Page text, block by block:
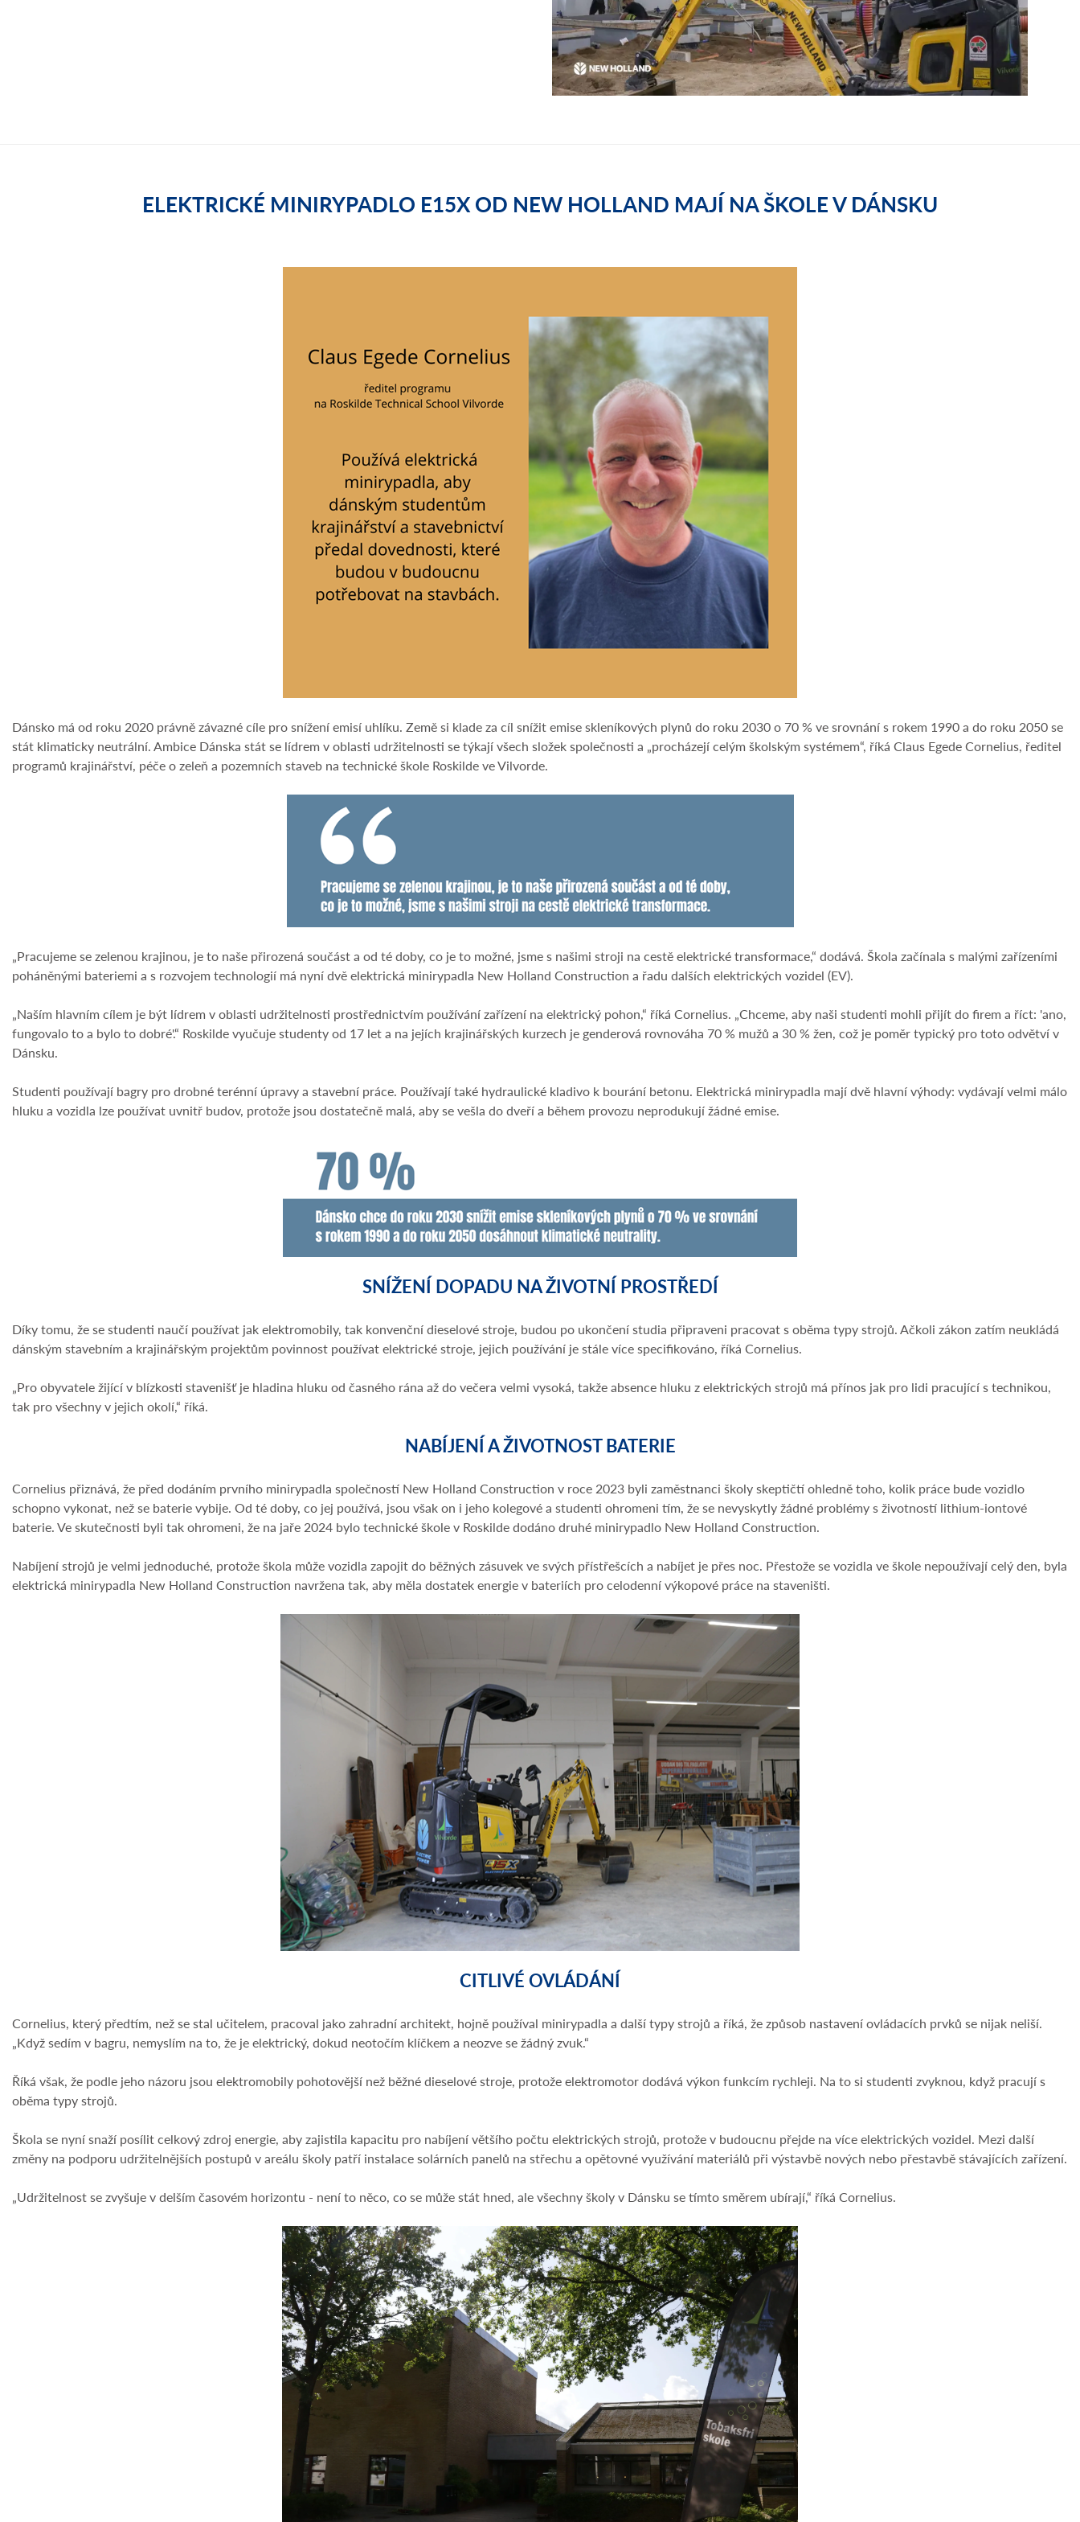
ELEKTRICKÉ MINIRYPADLO E15X OD NEW HOLLAND MAJÍ NA ŠKOLE V DÁNSKU
Dánsko má od roku 2020 právně závazné cíle pro snížení emisí uhlíku. Země si klade za cíl snížit emise skleníkových plynů do roku 2030 o 70 % ve srovnání s rokem 1990 a do roku 2050 se
stát klimaticky neutrální. Ambice Dánska stát se lídrem v oblasti udržitelnosti se týkají všech složek společnosti a „procházejí celým školským systémem“, říká Claus Egede Cornelius, ředitel
programů krajinářství, péče o zeleň a pozemních staveb na technické škole Roskilde ve Vilvorde.
„Pracujeme se zelenou krajinou, je to naše přirozená součást a od té doby, co je to možné, jsme s našimi stroji na cestě elektrické transformace,“ dodává. Škola začínala s malými zařízeními
poháněnými bateriemi a s rozvojem technologií má nyní dvě elektrická minirypadla New Holland Construction a řadu dalších elektrických vozidel (EV).
„Naším hlavním cílem je být lídrem v oblasti udržitelnosti prostřednictvím používání zařízení na elektrický pohon,“ říká Cornelius. „Chceme, aby naši studenti mohli přijít do firem a říct: 'ano,
fungovalo to a bylo to dobré'.“ Roskilde vyučuje studenty od 17 let a na jejích krajinářských kurzech je genderová rovnováha 70 % mužů a 30 % žen, což je poměr typický pro toto odvětví v
Dánsku.
Studenti používají bagry pro drobné terénní úpravy a stavební práce. Používají také hydraulické kladivo k bourání betonu. Elektrická minirypadla mají dvě hlavní výhody: vydávají velmi málo
hluku a vozidla lze používat uvnitř budov, protože jsou dostatečně malá, aby se vešla do dveří a během provozu neprodukují žádné emise.
SNÍŽENÍ DOPADU NA ŽIVOTNÍ PROSTŘEDÍ
Díky tomu, že se studenti naučí používat jak elektromobily, tak konvenční dieselové stroje, budou po ukončení studia připraveni pracovat s oběma typy strojů. Ačkoli zákon zatím neukládá
dánským stavebním a krajinářským projektům povinnost používat elektrické stroje, jejich používání je stále více specifikováno, říká Cornelius.
„Pro obyvatele žijící v blízkosti stavenišť je hladina hluku od časného rána až do večera velmi vysoká, takže absence hluku z elektrických strojů má přínos jak pro lidi pracující s technikou,
tak pro všechny v jejich okolí,“ říká.
NABÍJENÍ A ŽIVOTNOST BATERIE
Cornelius přiznává, že před dodáním prvního minirypadla společností New Holland Construction v roce 2023 byli zaměstnanci školy skeptičtí ohledně toho, kolik práce bude vozidlo
schopno vykonat, než se baterie vybije. Od té doby, co jej používá, jsou však on i jeho kolegové a studenti ohromeni tím, že se nevyskytly žádné problémy s životností lithium-iontové
baterie. Ve skutečnosti byli tak ohromeni, že na jaře 2024 bylo technické škole v Roskilde dodáno druhé minirypadlo New Holland Construction.
Nabíjení strojů je velmi jednoduché, protože škola může vozidla zapojit do běžných zásuvek ve svých přístřešcích a nabíjet je přes noc. Přestože se vozidla ve škole nepoužívají celý den, byla
elektrická minirypadla New Holland Construction navržena tak, aby měla dostatek energie v bateriích pro celodenní výkopové práce na staveništi.
CITLIVÉ OVLÁDÁNÍ
Cornelius, který předtím, než se stal učitelem, pracoval jako zahradní architekt, hojně používal minirypadla a další typy strojů a říká, že způsob nastavení ovládacích prvků se nijak neliší.
„Když sedím v bagru, nemyslím na to, že je elektrický, dokud neotočím klíčkem a neozve se žádný zvuk.“
Říká však, že podle jeho názoru jsou elektromobily pohotovější než běžné dieselové stroje, protože elektromotor dodává výkon funkcím rychleji. Na to si studenti zvyknou, když pracují s
oběma typy strojů.
Škola se nyní snaží posílit celkový zdroj energie, aby zajistila kapacitu pro nabíjení většího počtu elektrických strojů, protože v budoucnu přejde na více elektrických vozidel. Mezi další
změny na podporu udržitelnějších postupů v areálu školy patří instalace solárních panelů na střechu a opětovné využívání materiálů při výstavbě nových nebo přestavbě stávajících zařízení.
„Udržitelnost se zvyšuje v delším časovém horizontu - není to něco, co se může stát hned, ale všechny školy v Dánsku se tímto směrem ubírají,“ říká Cornelius.